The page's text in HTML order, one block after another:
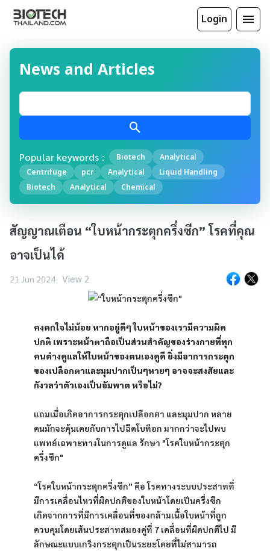
Login
News and Articles
Popular keywords : Biotech
Analytical
Centrifuge
pcr Analytical
Liquid Handling
Biotech
Analytical Chemical
สัญญาณเตือน “ใบหน้ากระตุกครึ่งซีก” โรคที่คุณ
อาจเป็นได้
21 Jun 2024 View 2
คงตกใจไม่น้อย หากอยู่ดีๆ ใบหน้าของเรามีความผิด
ปกติ เพราะหน้าตาถือเป็นส่วนสำคัญของร่างกายที่ทุก
คนต่างดูแลให้ใบหน้าของตนเองดูดี ยิ่งมีอาการกระตุก
ของเปลือกตาและมุมปากเป็นๆหายๆ อาจจะสงสัยและ
กังวลว่าตัวเองเป็นอัมพาต หรือไม่?
แถมเมื่อเกิดอาการกระตุกเปลือกตา และมุมปาก หลาย
คนมักจะคุ้นเคยกับการไปฉีดโบท็อก มากกว่าจะไปพบ
แพทย์เฉพาะทางในการดูแล รักษา "โรคใบหน้ากระตุก
ครึ่งซีก"
“โรคใบหน้ากระตุกครึ่งซีก” คือ โรคทางระบบประสาทที่
มีการเคลื่อนไหวที่ผิดปกติของใบหน้าโดยเป็นครึ่งซีก
เกิดจากการที่มีการเคลื่อนที่ของกล้ามเนื้อใบหน้าที่ถูก
ควบคุมโดยเส้นประสาทสมองคู่ที่ 7 เคลื่อนที่ผิดปกติไป มี
ลักษณะแบบเกร็งกระตุกเป็นระยะโดยที่ไม่สามารถ